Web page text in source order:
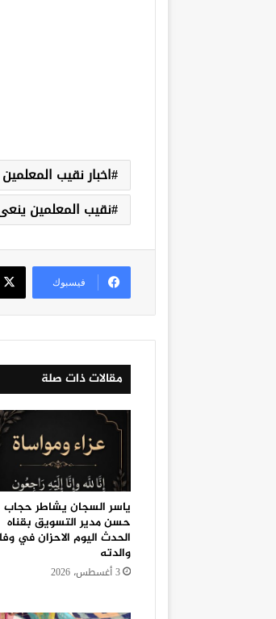
اخبار نقيب المعلمين
نقيب المعلمين
فيسبوك
مقالات ذات صلة
ياسر السجان يشاطر حجاب
حسن مدير التسويق بقناه
الحدث اليوم الاحزان في
والدته
3 أغسطس، 2026